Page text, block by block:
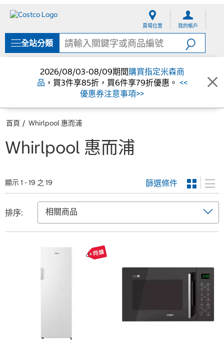
單
賣場位置 我的帳戶
全站分類
2026/08/03-08/09期間購買指定米森商
品 ，買3件享85折，買6件享79折優惠。 <<
優惠券注意事項>>
首頁 Whirlpool 惠而浦
Whirlpool 惠而浦
顯示 1 - 19 之 19 篩選條件
排序: